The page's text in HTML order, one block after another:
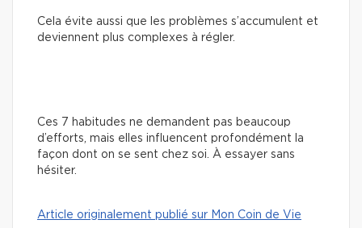
Cela évite aussi que les problèmes s’accumulent et
deviennent plus complexes à régler.
Ces 7 habitudes ne demandent pas beaucoup
d’efforts, mais elles influencent profondément la
façon dont on se sent chez soi. À essayer sans
hésiter.
Article originalement publié sur Mon Coin de Vie